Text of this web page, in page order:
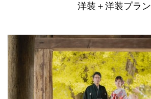
洋装＋洋装プラン